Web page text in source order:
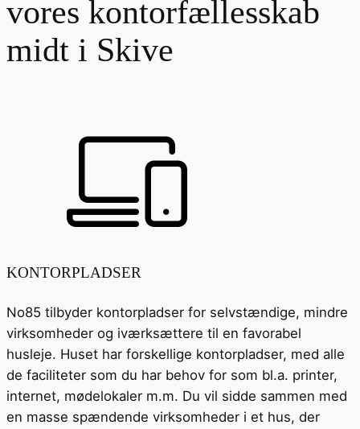
vores kontorfællesskab
midt i Skive
KONTORPLADSER
No85 tilbyder kontorpladser for selvstændige, mindre
virksomheder og iværksættere til en favorabel
husleje. Huset har forskellige kontorpladser, med alle
de faciliteter som du har behov for som bl.a. printer,
internet, mødelokaler m.m. Du vil sidde sammen med
en masse spændende virksomheder i et hus, der